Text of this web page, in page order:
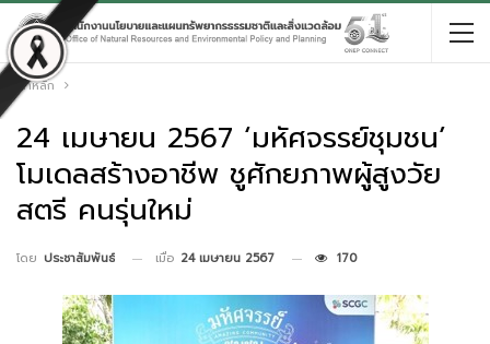
หน้าหลัก
24 เมษายน 2567 ‘มหัศจรรย์ชุมชน’
โมเดลสร้างอาชีพ ชูศักยภาพผู้สูงวัย
สตรี คนรุ่นใหม่
โดย ประชาสัมพันธ์ เมื่อ 24 เมษายน 2567 170